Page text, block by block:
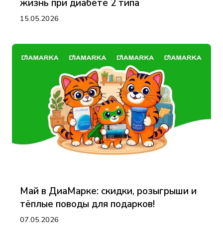
жизнь при диабете 2 типа
15.05.2026
Май в ДиаМарке: скидки, розыгрыши и
тёплые поводы для подарков!
07.05.2026